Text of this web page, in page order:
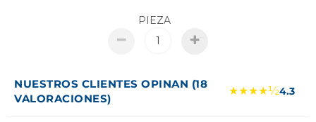
PIEZA
NUESTROS CLIENTES OPINAN (18
VALORACIONES)
★★★★½4.3